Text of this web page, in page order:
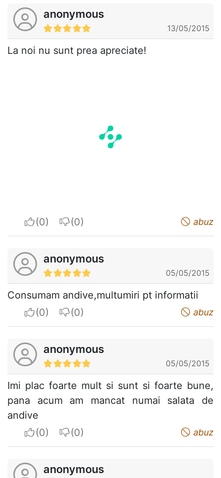
anonymous
13/05/2015
La noi nu sunt prea apreciate!
I apreciateI do not appreciate abuz
anonymous
05/05/2015
Consumam andive,multumiri pt informatii
I apreciateI do not appreciate abuz
anonymous
05/05/2015
Imi plac foarte mult si sunt si foarte bune,
pana acum am mancat numai salata de
andive
I apreciateI do not appreciate abuz
anonymous